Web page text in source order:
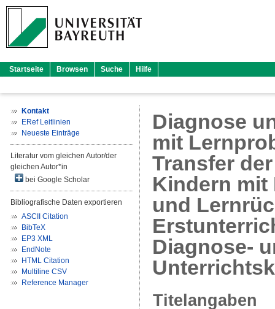
Startseite Browsen Suche Hilfe
Kontakt
ERef Leitlinien
Neueste Einträge
Literatur vom gleichen Autor/der
gleichen Autor*in
bei Google Scholar
Bibliografische Daten exportieren
ASCII Citation
BibTeX
EP3 XML
EndNote
HTML Citation
Multiline CSV
Reference Manager
Diagnose
mit
Transfer
Kindern
und
Diagnose-
Titelangaben